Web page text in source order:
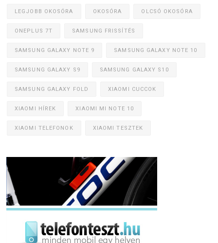
LEGJOBB OKOSÓRA OKOSÓRA OLCSÓ OKOSÓRA
ONEPLUS 7T SAMSUNG FRISSÍTÉS
SAMSUNG GALAXY NOTE 9 SAMSUNG GALAXY NOTE 10
SAMSUNG GALAXY S9 SAMSUNG GALAXY S10
SAMSUNG GALAXY FOLD XIAOMI CUCCOK
XIAOMI HÍREK XIAOMI MI NOTE 10
XIAOMI TELEFONOK XIAOMI TESZTEK